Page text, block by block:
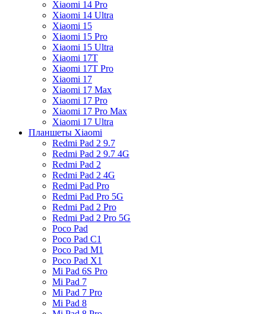
Xiaomi 14 Pro
Xiaomi 14 Ultra
Xiaomi 15
Xiaomi 15 Pro
Xiaomi 15 Ultra
Xiaomi 17T
Xiaomi 17T Pro
Xiaomi 17
Xiaomi 17 Max
Xiaomi 17 Pro
Xiaomi 17 Pro Max
Xiaomi 17 Ultra
Планшеты Xiaomi
Redmi Pad 2 9.7
Redmi Pad 2 9.7 4G
Redmi Pad 2
Redmi Pad 2 4G
Redmi Pad Pro
Redmi Pad Pro 5G
Redmi Pad 2 Pro
Redmi Pad 2 Pro 5G
Poco Pad
Poco Pad C1
Poco Pad M1
Poco Pad X1
Mi Pad 6S Pro
Mi Pad 7
Mi Pad 7 Pro
Mi Pad 8